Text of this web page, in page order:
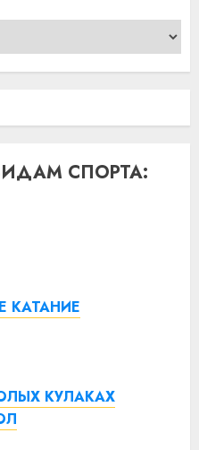
СПОРТА:
КАТАНИЕ
КУЛАКАХ